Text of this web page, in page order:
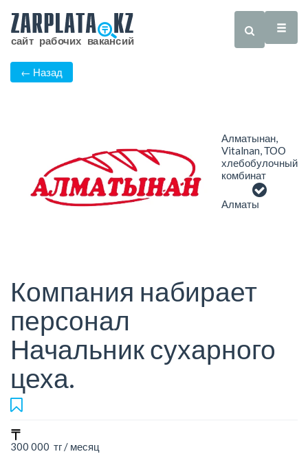
← Назад
Алматынан,
Vitalnan, ТОО
хлебобулочный
комбинат
Алматы
Компания набирает
персонал
Начальник сухарного
цеха.
300 000 тг / месяц